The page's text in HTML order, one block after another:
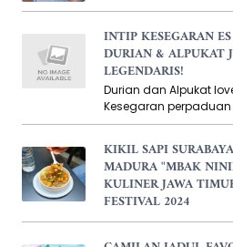
INTIP KESEGARAN
DURIAN & ALPUKAT
LEGENDARIS!
Durian dan Alpukat
Kesegaran perpaduan
KIKIL SAPI
MADURA "MBAK
KULINER JAWA
FESTIVAL 2024